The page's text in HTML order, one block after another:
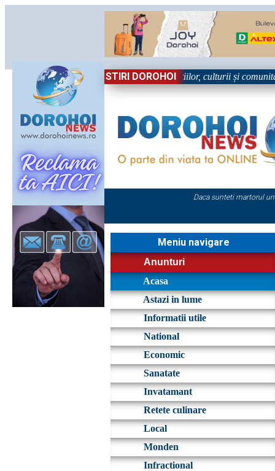
STIRI DOROHOI
– trei zile dedicate tradițiilor, culturii și comunității Trei
Daca sunteti martorul
Meniu navigare
Anunturi
Acasa
Astazi in lume
Informatii utile
National
Economic
Sanatate
Invatamant
Retete culinare
Local
Monden
Infractional